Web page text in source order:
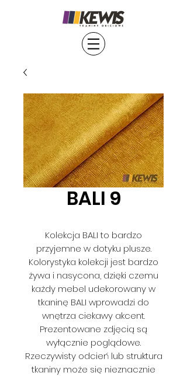
BALI 9
Kolekcja BALI to bardzo
przyjemne w dotyku plusze.
Kolorystyka kolekcji jest bardzo
żywa i nasycona, dzięki czemu
każdy mebel udekorowany w
tkaninę BALI wprowadzi do
wnętrza ciekawy akcent.
Prezentowane zdjęcią są
wyłącznie poglądowe.
Rzeczywisty odcień lub struktura
tkaniny może się nieznacznie